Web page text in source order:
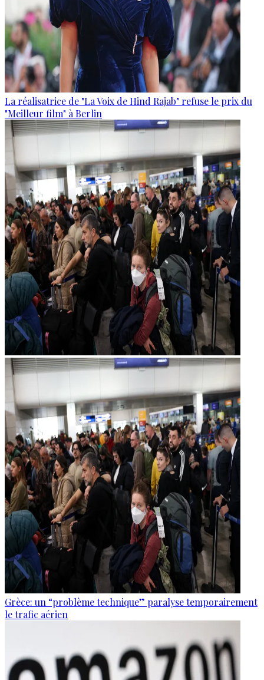
La réalisatrice de "La Voix de Hind Rajab" refuse le prix du
"Meilleur film" à Berlin
Grèce: un “problème technique” paralyse temporairement
le trafic aérien